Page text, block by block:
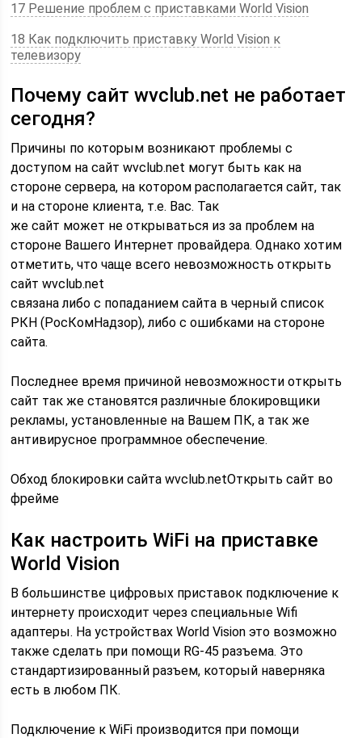
17 Решение проблем с приставками World Vision
18 Как подключить приставку World Vision к
телевизору
Почему сайт wvclub.net не работает
сегодня?
Причины по которым возникают проблемы с
доступом на сайт wvclub.net могут быть как на
стороне сервера, на котором располагается сайт, так
и на стороне клиента, т.е. Вас. Так
же сайт может не открываться из за проблем на
стороне Вашего Интернет провайдера. Однако хотим
отметить, что чаще всего невозможность открыть
сайт wvclub.net
связана либо с попаданием сайта в черный список
РКН (РосКомНадзор), либо с ошибками на стороне
сайта.
Последнее время причиной невозможности открыть
сайт так же становятся различные блокировщики
рекламы, установленные на Вашем ПК, а так же
антивирусное программное обеспечение.
Обход блокировки сайта wvclub.netОткрыть сайт во
фрейме
Как настроить WiFi на приставке
World Vision
В большинстве цифровых приставок подключение к
интернету происходит через специальные Wifi
адаптеры. На устройствах World Vision это возможно
также сделать при помощи RG-45 разъема. Это
стандартизированный разъем, который наверняка
есть в любом ПК.
Подключение к WiFi производится при помощи